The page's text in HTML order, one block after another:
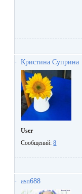
Кристина Суприна
User
Сообщений:8
asn688